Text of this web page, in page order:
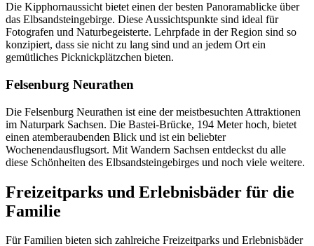
Die Kipphornaussicht bietet einen der besten Panoramablicke über
das Elbsandsteingebirge. Diese Aussichtspunkte sind ideal für
Fotografen und Naturbegeisterte. Lehrpfade in der Region sind so
konzipiert, dass sie nicht zu lang sind und an jedem Ort ein
gemütliches Picknickplätzchen bieten.
Felsenburg Neurathen
Die Felsenburg Neurathen ist eine der meistbesuchten Attraktionen
im Naturpark Sachsen. Die Bastei-Brücke, 194 Meter hoch, bietet
einen atemberaubenden Blick und ist ein beliebter
Wochenendausflugsort. Mit Wandern Sachsen entdeckst du alle
diese Schönheiten des Elbsandsteingebirges und noch viele weitere.
Freizeitparks und Erlebnisbäder für die
Familie
Für Familien bieten sich zahlreiche Freizeitparks und Erlebnisbäder